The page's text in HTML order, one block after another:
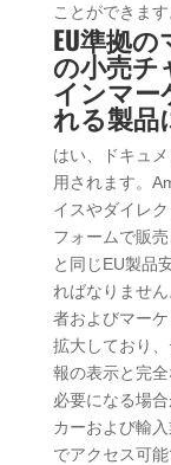
ことができます
EU準拠
の小売チ
インマー
れる製品
はい、ドキュ
用されます。
イスやダイレ
フォームで販
と同じEU製品
ればなりませ
者およびマー
拡大しており
報の表示と完
必要になる場
カーおよび輸
でアクセス可